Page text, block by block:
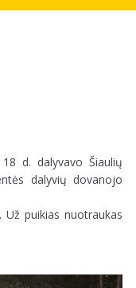
d. dalyvavo Šiaulių
dalyvių dovanojo
puikias nuotraukas